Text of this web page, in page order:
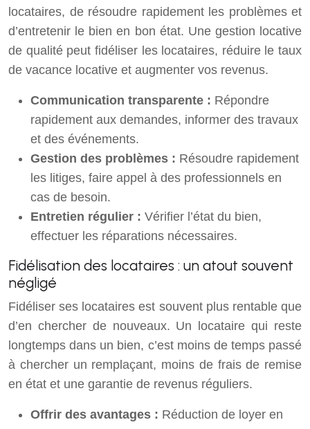
locataires, de résoudre rapidement les problèmes et
d’entretenir le bien en bon état. Une gestion locative
de qualité peut fidéliser les locataires, réduire le taux
de vacance locative et augmenter vos revenus.
Communication transparente : Répondre
rapidement aux demandes, informer des travaux
et des événements.
Gestion des problèmes : Résoudre rapidement
les litiges, faire appel à des professionnels en
cas de besoin.
Entretien régulier : Vérifier l’état du bien,
effectuer les réparations nécessaires.
Fidélisation des locataires : un atout souvent
négligé
Fidéliser ses locataires est souvent plus rentable que
d’en chercher de nouveaux. Un locataire qui reste
longtemps dans un bien, c’est moins de temps passé
à chercher un remplaçant, moins de frais de remise
en état et une garantie de revenus réguliers.
Offrir des avantages : Réduction de loyer en